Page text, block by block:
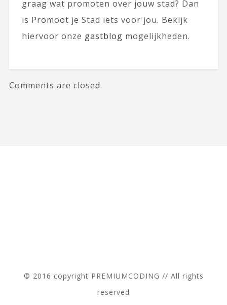
graag wat promoten over jouw stad? Dan
is Promoot je Stad iets voor jou. Bekijk
hiervoor onze gastblog mogelijkheden.
Comments are closed.
© 2016 copyright PREMIUMCODING // All rights
reserved